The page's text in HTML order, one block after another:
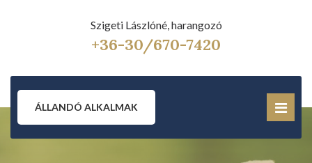
Szigeti Lászlóné, harangozó
+36-30/670-7420
ÁLLANDÓ ALKALMAK